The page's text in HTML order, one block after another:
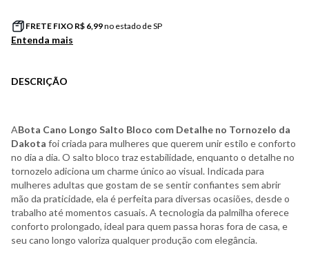
FRETE FIXO R$ 6,99no estado de SP
Entenda mais
DESCRIÇÃO
ABota Cano Longo Salto Bloco com Detalhe no Tornozelo da
Dakota foi criada para mulheres que querem unir estilo e conforto
no dia a dia. O salto bloco traz estabilidade, enquanto o detalhe no
tornozelo adiciona um charme único ao visual. Indicada para
mulheres adultas que gostam de se sentir confiantes sem abrir
mão da praticidade, ela é perfeita para diversas ocasiões, desde o
trabalho até momentos casuais. A tecnologia da palmilha oferece
conforto prolongado, ideal para quem passa horas fora de casa, e
seu cano longo valoriza qualquer produção com elegância.